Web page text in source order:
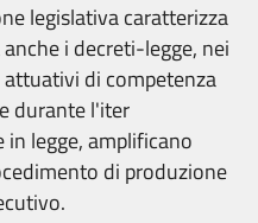
legislativa caratterizza
i decreti-legge, nei
di competenza
durante l'iter
legge, amplificano
di produzione